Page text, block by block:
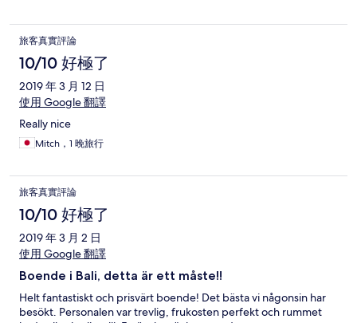
旅客真實評論
10/10 好極了
2019 年 3 月 12 日
使用 Google 翻譯
Really nice
Mitch，1 晚旅行
旅客真實評論
10/10 好極了
2019 年 3 月 2 日
使用 Google 翻譯
Boende i Bali, detta är ett måste!!
Helt fantastiskt och prisvärt boende! Det bästa vi någonsin har
besökt. Personalen var trevlig, frukosten perfekt och rummet